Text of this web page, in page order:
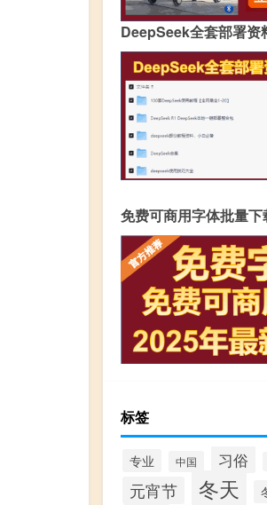
DeepSeek全套部署资
免费可商用字体批量下
标签
专业 中国 习俗
元宵节 冬天